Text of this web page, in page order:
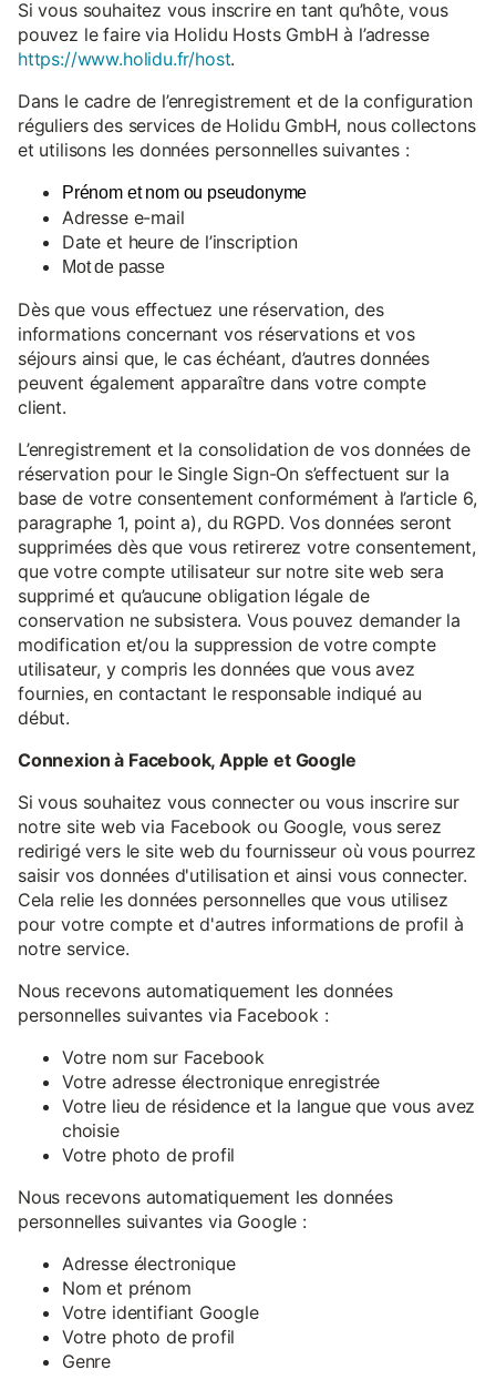
Si vous souhaitez vous inscrire en tant qu’hôte, vous
pouvez le faire via Holidu Hosts GmbH à l’adresse
https://www.holidu.fr/host.
Dans le cadre de l’enregistrement et de la configuration
réguliers des services de Holidu GmbH, nous collectons
et utilisons les données personnelles suivantes :
Prénom et nom ou pseudonyme
Adresse e-mail
Date et heure de l’inscription
Mot de passe
Dès que vous effectuez une réservation, des
informations concernant vos réservations et vos
séjours ainsi que, le cas échéant, d’autres données
peuvent également apparaître dans votre compte
client.
L’enregistrement et la consolidation de vos données de
réservation pour le Single Sign-On s’effectuent sur la
base de votre consentement conformément à l’article 6,
paragraphe 1, point a), du RGPD. Vos données seront
supprimées dès que vous retirerez votre consentement,
que votre compte utilisateur sur notre site web sera
supprimé et qu’aucune obligation légale de
conservation ne subsistera. Vous pouvez demander la
modification et/ou la suppression de votre compte
utilisateur, y compris les données que vous avez
fournies, en contactant le responsable indiqué au
début.
Connexion à Facebook, Apple et Google
Si vous souhaitez vous connecter ou vous inscrire sur
notre site web via Facebook ou Google, vous serez
redirigé vers le site web du fournisseur où vous pourrez
saisir vos données d'utilisation et ainsi vous connecter.
Cela relie les données personnelles que vous utilisez
pour votre compte et d'autres informations de profil à
notre service.
Nous recevons automatiquement les données
personnelles suivantes via Facebook :
Votre nom sur Facebook
Votre adresse électronique enregistrée
Votre lieu de résidence et la langue que vous avez
choisie
Votre photo de profil
Nous recevons automatiquement les données
personnelles suivantes via Google :
Adresse électronique
Nom et prénom
Votre identifiant Google
Votre photo de profil
Genre